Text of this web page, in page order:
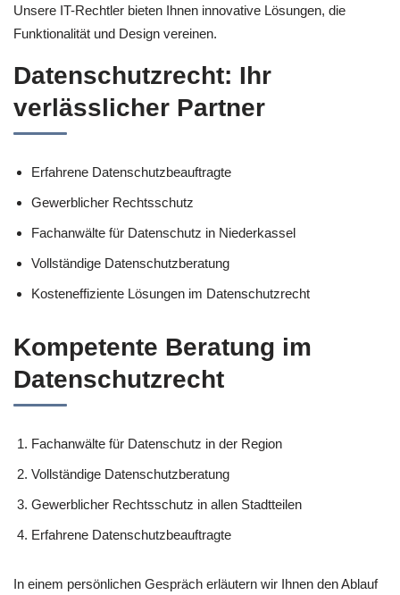
Unsere IT-Rechtler bieten Ihnen innovative Lösungen, die
Funktionalität und Design vereinen.
Datenschutzrecht: Ihr
verlässlicher Partner
Erfahrene Datenschutzbeauftragte
Gewerblicher Rechtsschutz
Fachanwälte für Datenschutz in Niederkassel
Vollständige Datenschutzberatung
Kosteneffiziente Lösungen im Datenschutzrecht
Kompetente Beratung im
Datenschutzrecht
Fachanwälte für Datenschutz in der Region
Vollständige Datenschutzberatung
Gewerblicher Rechtsschutz in allen Stadtteilen
Erfahrene Datenschutzbeauftragte
In einem persönlichen Gespräch erläutern wir Ihnen den Ablauf